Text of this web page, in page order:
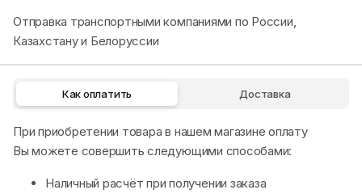
Отправка транспортными компаниями по России,
Казахстану и Белоруссии
Как оплатить Доставка
При приобретении товара в нашем магазине оплату
Вы можете совершить следующими способами:
Наличный расчёт при получении заказа